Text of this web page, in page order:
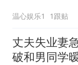
温心娱乐1 1跟贴
丈夫失业妻
破和男同学